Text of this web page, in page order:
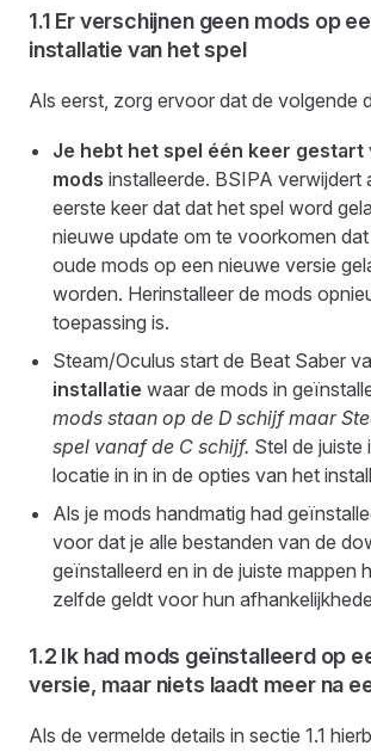
1.1 Er verschijnen geen mods op
installatie van het spel
Als eerst, zorg ervoor dat de volgende
Je hebt het spel één keer gestart
mods installeerde. BSIPA verwijdert
eerste keer dat dat het spel word
nieuwe update om te voorkomen
oude mods op een nieuwe versie
worden. Herinstalleer de mods
toepassing is.
Steam/Oculus start de Beat Saber
installatie waar de mods in
mods staan op de D schijf maar
spel vanaf de C schijf. Stel de juiste
locatie in in in de opties van het
Als je mods handmatig had
voor dat je alle bestanden van de
geïnstalleerd en in de juiste mappen
zelfde geldt voor hun
1.2 Ik had mods geïnstalleerd op
versie, maar niets laadt meer na
Als de vermelde details in sectie 1.1